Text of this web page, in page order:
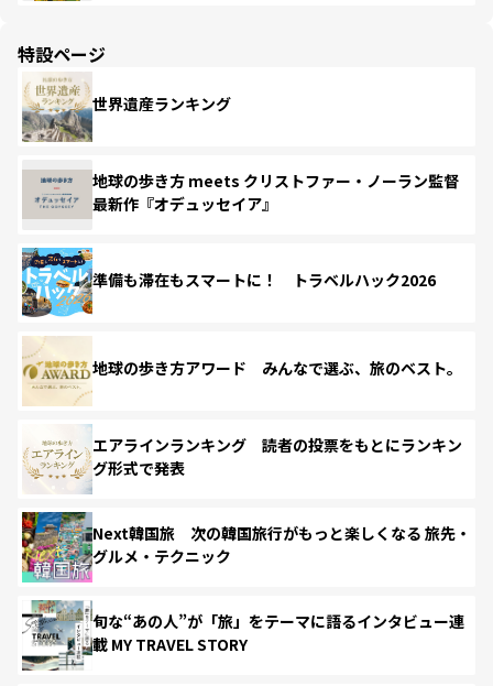
特設ページ
世界遺産ランキング
地球の歩き方 meets クリストファー・ノーラン監督
最新作『オデュッセイア』
準備も滞在もスマートに！ トラベルハック2026
地球の歩き方アワード みんなで選ぶ、旅のベスト。
エアラインランキング 読者の投票をもとにランキン
グ形式で発表
Next韓国旅 次の韓国旅行がもっと楽しくなる 旅先・
グルメ・テクニック
旬な“あの人”が「旅」をテーマに語るインタビュー連
載 MY TRAVEL STORY